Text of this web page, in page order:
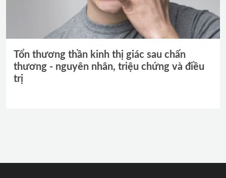
Tổn thương thần kinh thị giác sau chấn
thương - nguyên nhân, triệu chứng và điều
trị